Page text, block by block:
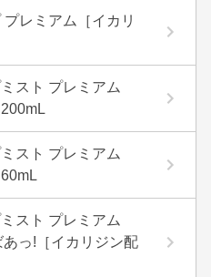
レミアム［イカリ
スト プレミアム
スト プレミアム
スト プレミアム
っ!［イカリジン配